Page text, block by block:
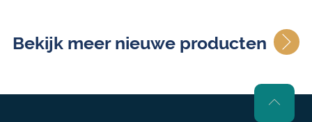
Bekijk meer nieuwe producten